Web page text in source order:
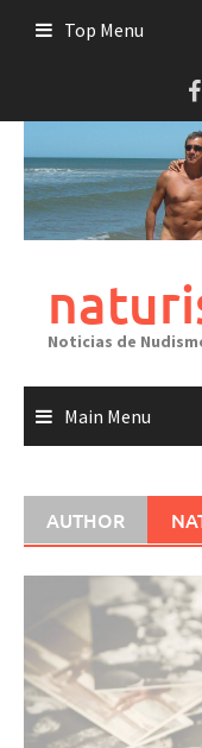
Top Menu
Noticias de
Main Menu
AUTHOR